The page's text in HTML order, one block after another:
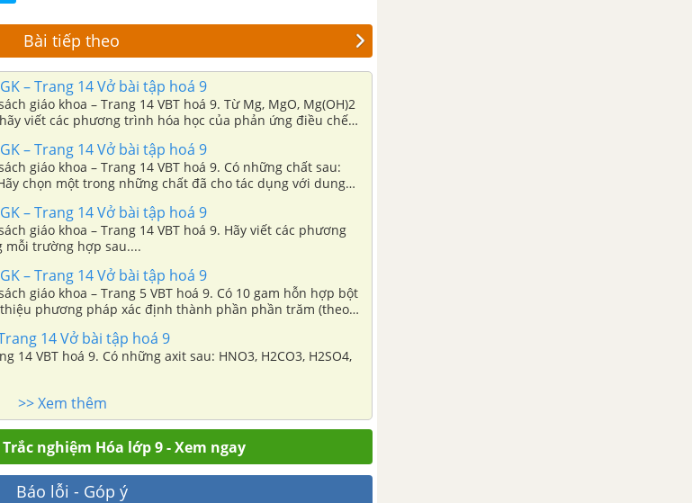
Bài tiếp theo
– Trang 14 Vở bài tập hoá 9
giáo khoa – Trang 14 VBT hoá 9. Từ Mg, MgO, Mg(OH)2
viết các phương trình hóa học của phản ứng điều chế
– Trang 14 Vở bài tập hoá 9
giáo khoa – Trang 14 VBT hoá 9. Có những chất sau:
Hãy chọn một trong những chất đã cho tác dụng với dung
– Trang 14 Vở bài tập hoá 9
giáo khoa – Trang 14 VBT hoá 9. Hãy viết các phương
mỗi trường hợp sau....
– Trang 14 Vở bài tập hoá 9
giáo khoa – Trang 5 VBT hoá 9. Có 10 gam hỗn hợp bột
phương pháp xác định thành phần phần trăm (theo
14 Vở bài tập hoá 9
14 VBT hoá 9. Có những axit sau: HNO3, H2CO3, H2SO4,
>> Xem thêm
nghiệm Hóa lớp 9 - Xem ngay
Báo lỗi - Góp ý